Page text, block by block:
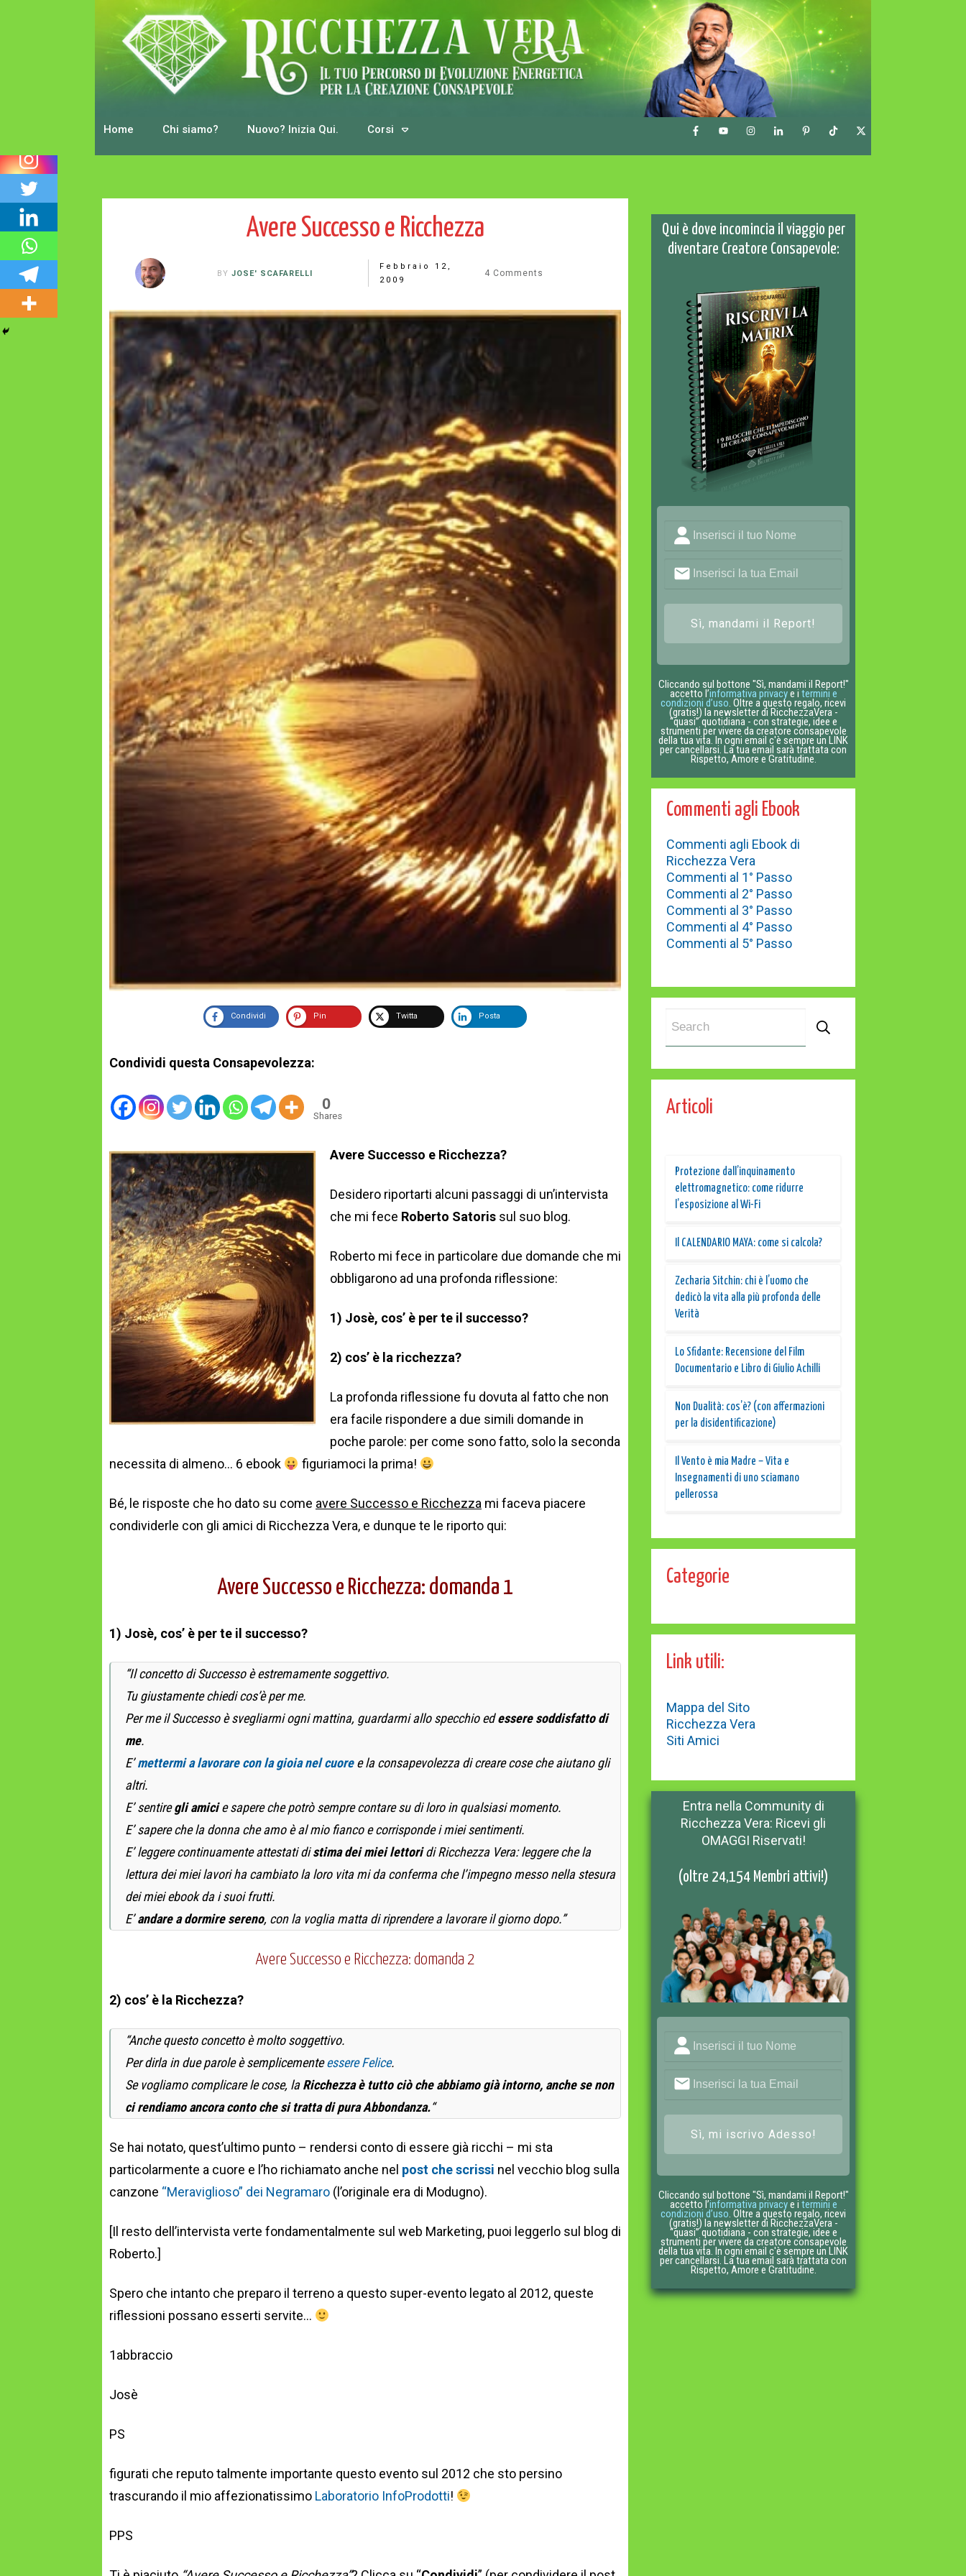
Home Chi siamo? Nuovo? Inizia Qui. Corsi
Avere Successo e Ricchezza
BYJOSE' SCAFARELLI
Febbraio 12,
2009
4 Comments
Condividi Pin Twitta Posta
Condividi questa Consapevolezza:
0
Shares
Avere Successo e Ricchezza?
Desidero riportarti alcuni passaggi di un’intervista
che mi fece Roberto Satoris sul suo blog.
Roberto mi fece in particolare due domande che mi
obbligarono ad una profonda riflessione:
1) Josè, cos’ è per te il successo?
2) cos’ è la ricchezza?
La profonda riflessione fu dovuta al fatto che non
era facile rispondere a due simili domande in
poche parole: per come sono fatto, solo la seconda
necessita di almeno… 6 ebook
figuriamoci la prima!
Bé, le risposte che ho dato su come avere Successo e Ricchezza mi faceva piacere
condividerle con gli amici di Ricchezza Vera, e dunque te le riporto qui:
Avere Successo e Ricchezza: domanda 1
1) Josè, cos’ è per te il successo?
“Il concetto di Successo è estremamente soggettivo.
Tu giustamente chiedi cos’è per me.
Per me il Successo è svegliarmi ogni mattina, guardarmi allo specchio edessere soddisfatto di
me.
E’mettermi a lavorare con la gioia nel cuoree la consapevolezza di creare cose che aiutano gli
altri.
E’ sentiregli amicie sapere che potrò sempre contare su di loro in qualsiasi momento.
E’ sapere che la donna che amo è al mio fianco e corrisponde i miei sentimenti.
E’ leggere continuamente attestati distima dei miei lettoridi Ricchezza Vera: leggere che la
lettura dei miei lavori ha cambiato la loro vita mi da conferma che l’impegno messo nella stesura
dei miei ebook da i suoi frutti.
E’andare a dormire sereno, con la voglia matta di riprendere a lavorare il giorno dopo.”
Avere Successo e Ricchezza: domanda 2
2) cos’ è la Ricchezza?
“Anche questo concetto è molto soggettivo.
Per dirla in due parole è semplicementeessere Felice.
Se vogliamo complicare le cose, laRicchezza è tutto ciò che abbiamo già intorno, anche se non
ci rendiamo ancora conto che si tratta di pura Abbondanza.“
Se hai notato, quest’ultimo punto – rendersi conto di essere già ricchi – mi sta
particolarmente a cuore e l’ho richiamato anche nel post che scrissi nel vecchio blog sulla
canzone “Meraviglioso” dei Negramaro (l’originale era di Modugno).
[Il resto dell’intervista verte fondamentalmente sul web Marketing, puoi leggerlo sul blog di
Roberto.]
Spero che intanto che preparo il terreno a questo super-evento legato al 2012, queste
riflessioni possano esserti servite…
1abbraccio
Josè
PS
figurati che reputo talmente importante questo evento sul 2012 che sto persino
trascurando il mio affezionatissimo Laboratorio InfoProdotti!
PPS
Qui è dove incomincia il viaggio per
diventare Creatore Consapevole:
Sì, mandami il Report!
Cliccando sul bottone "Sì, mandami il Report!"
accetto l’informativa privacye i termini e
condizioni d’uso. Oltre a questo regalo, ricevi
(gratis!) la newsletter di RicchezzaVera -
“quasi” quotidiana - con strategie, idee e
strumenti per vivere da creatore consapevole
della tua vita. In ogni email c'è sempre un LINK
per cancellarsi. La tua email sarà trattata con
Rispetto, Amore e Gratitudine.
Commenti agli Ebook
Commenti agli Ebook di
Ricchezza Vera
Commenti al 1° Passo
Commenti al 2° Passo
Commenti al 3° Passo
Commenti al 4° Passo
Commenti al 5° Passo
Articoli
Protezione dall’inquinamento
elettromagnetico: come ridurre
l’esposizione al Wi-Fi
Il CALENDARIO MAYA: come si calcola?
Zecharia Sitchin: chi è l’uomo che
dedicò la vita alla più profonda delle
Verità
Lo Sfidante: Recensione del Film
Documentario e Libro di Giulio Achilli
Non Dualità: cos’è? (con affermazioni
per la disidentificazione)
Il Vento è mia Madre – Vita e
Insegnamenti di uno sciamano
pellerossa
Categorie
Link utili:
Mappa del Sito
Ricchezza Vera
Siti Amici
Entra nella Community di
Ricchezza Vera: Ricevi gli
OMAGGI Riservati!
(oltre 24,154 Membri attivi!)
Sì, mi iscrivo Adesso!
Cliccando sul bottone "Sì, mandami il Report!"
accetto l’informativa privacye i termini e
condizioni d’uso. Oltre a questo regalo, ricevi
(gratis!) la newsletter di RicchezzaVera -
“quasi” quotidiana - con strategie, idee e
strumenti per vivere da creatore consapevole
della tua vita. In ogni email c'è sempre un LINK
per cancellarsi. La tua email sarà trattata con
Rispetto, Amore e Gratitudine.